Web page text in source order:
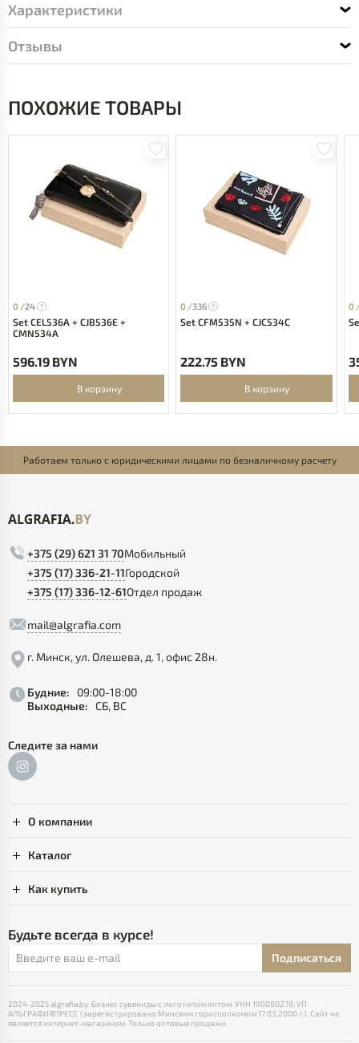
Характеристики
Отзывы
ПОХОЖИЕ ТОВАРЫ
0 /24
Set CEL536A + CJB536E +
CMN534A
596.19 BYN
В корзину
0 /336
Set CFM535N + CJC534C
222.75 BYN
В корзину
0
Работаем только с юридическими лицами по безналичному расчету
+375 (29) 621 31 70Мобильный
+375 (17) 336-21-11Городской
+375 (17) 336-12-61Отдел продаж
mail@algrafia.com
г. Минск, ул. Олешева, д. 1, офис 28н.
Будние:
09:00-18:00
Выходные: СБ, ВС
Следите за нами
О компании
Каталог
Как купить
Будьте всегда в курсе!
Подписаться
2024-2025 algrafia.by. Бизнес сувениры с логотипом оптом. УНН 190080278, УП
АЛЬГРАФИЯПРЕСС (зарегистрировано Минским горисполкомом 17.03.2000 г.). Сайт не
является интернет-магазином. Только оптовые продажи.